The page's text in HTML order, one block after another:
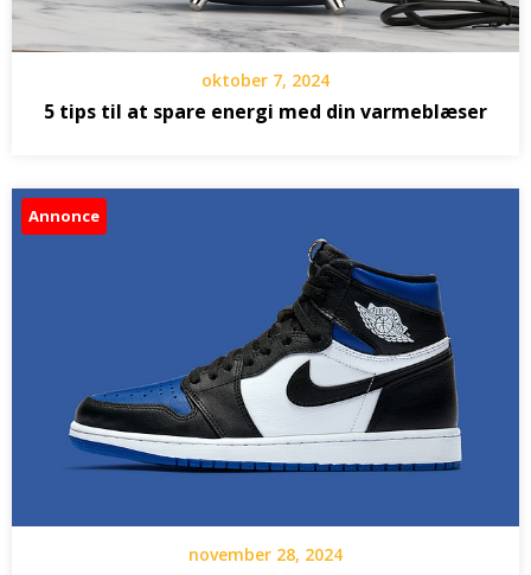
oktober 7, 2024
5 tips til at spare energi med din varmeblæser
Annonce
november 28, 2024